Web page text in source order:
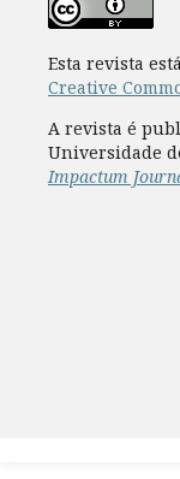
Esta revista
Creative
A revista é
Universidade
Impactum